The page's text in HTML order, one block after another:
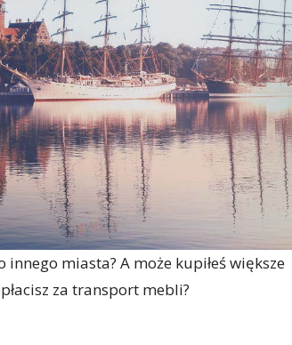
miasta? A może kupiłeś większe
za transport mebli?